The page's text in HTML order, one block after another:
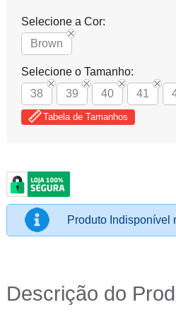
Selecione a Cor:
Brown
Selecione o Tamanho:
38
39 40 41
Tabela de Tamanhos
Produto Indisponível
Descrição do